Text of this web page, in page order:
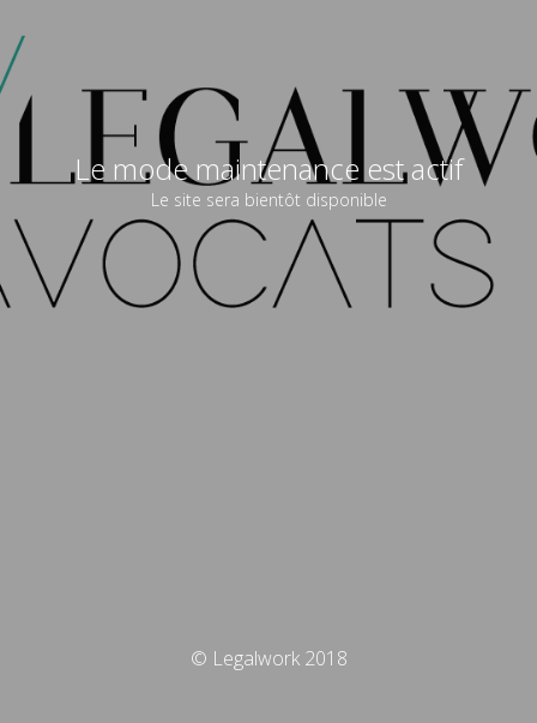
Le mode maintenance est actif
Le site sera bientôt disponible
© Legalwork 2018